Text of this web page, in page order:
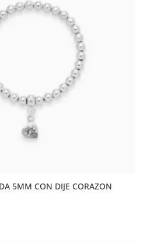
5MM CON DIJE CORAZON